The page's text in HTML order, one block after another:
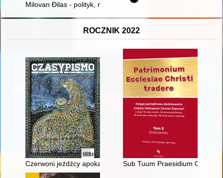
Milovan Đilas - polityk, myśliciel, analityk systemu
ROCZNIK 2022
Czerwoni jeźdźcy apokalipsy Sub Tuum Praesidium